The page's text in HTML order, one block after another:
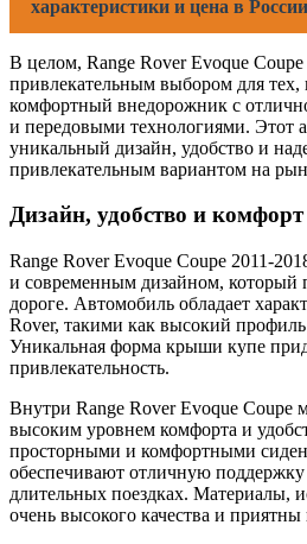
характеристики и цена в России
В целом, Range Rover Evoque Coupe
привлекательным выбором для
комфортный внедорожник с
и передовыми технологиями. Этот
уникальный дизайн, удобство и
привлекательным вариантом на
Дизайн, удобство и комфорт
Range Rover Evoque Coupe 2011-
и современным дизайном, который
дороге. Автомобиль обладает
Rover, такими как высокий
Уникальная форма крыши купе
привлекательность.
Внутри Range Rover Evoque Coupe
высоким уровнем комфорта и
просторными и комфортными
обеспечивают отличную
длительных поездках. Материалы,
очень высокого качества и